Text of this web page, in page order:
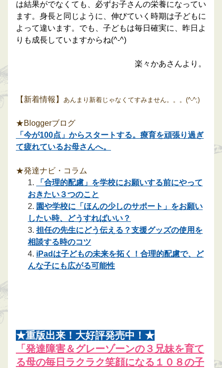
は結果がでなくても、必ずお子さんの栄養になってい
ます。身長と同じように、伸びていく時期は子どもに
よって違います。でも、子どもは毎日確実に、昨日よ
りも成長していますからね(^-^)
楽々かあさんより。
【新着情報】 あんまり新着じゃなくてすみません。。。(^-^;)
★Bloggerブログ
「今が100点」からスタートする。療育を頑張り過ぎ
て疲れているお母さんへ。
★発達ナビ・コラム
「合理的配慮」を学校にお願いする前にやって
おきたい３つのこと
園や学校に「ほんの少しのサポート」をお願い
したい時、どうすればいい？
担任の先生にどう伝える？支援グッズの使用を
相談する時のコツ
iPadは子どもの未来を拓く！合理的配慮で、ど
んな子にも広がる可能性
★重版出来！大好評発売中！★
「発達障害＆グレーゾーンの３兄妹を育て
る母の毎日ラクラク笑顔になる１０８の子